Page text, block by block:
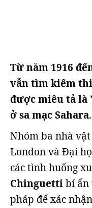
Từ năm 1916
vẫn tìm kiếm
được miêu tả là
ở sa mạc Sahara.
Nhóm ba nhà
London và Đại
các tình huống
Chinguettibí ẩn
pháp để xác